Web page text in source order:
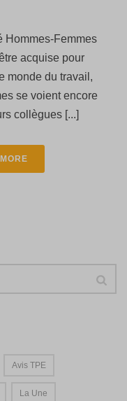
Hommes-Femmes
acquise pour
monde du travail,
se voient encore
collègues [...]
Avis TPE
La Une